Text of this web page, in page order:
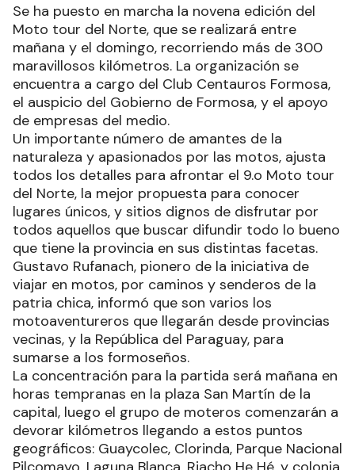
Se ha puesto en marcha la novena edición del
Moto tour del Norte, que se realizará entre
mañana y el domingo, recorriendo más de 300
maravillosos kilómetros. La organización se
encuentra a cargo del Club Centauros Formosa,
el auspicio del Gobierno de Formosa, y el apoyo
de empresas del medio.
Un importante número de amantes de la
naturaleza y apasionados por las motos, ajusta
todos los detalles para afrontar el 9.o Moto tour
del Norte, la mejor propuesta para conocer
lugares únicos, y sitios dignos de disfrutar por
todos aquellos que buscar difundir todo lo bueno
que tiene la provincia en sus distintas facetas.
Gustavo Rufanach, pionero de la iniciativa de
viajar en motos, por caminos y senderos de la
patria chica, informó que son varios los
motoaventureros que llegarán desde provincias
vecinas, y la República del Paraguay, para
sumarse a los formoseños.
La concentración para la partida será mañana en
horas tempranas en la plaza San Martín de la
capital, luego el grupo de moteros comenzarán a
devorar kilómetros llegando a estos puntos
geográficos: Guaycolec, Clorinda, Parque Nacional